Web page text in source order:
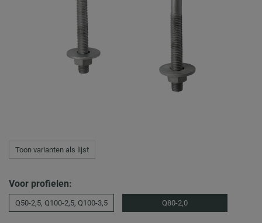
Toon varianten als lijst
Voor profielen:
Q50-2,5, Q100-2,5, Q100-3,5 Q80-2,0